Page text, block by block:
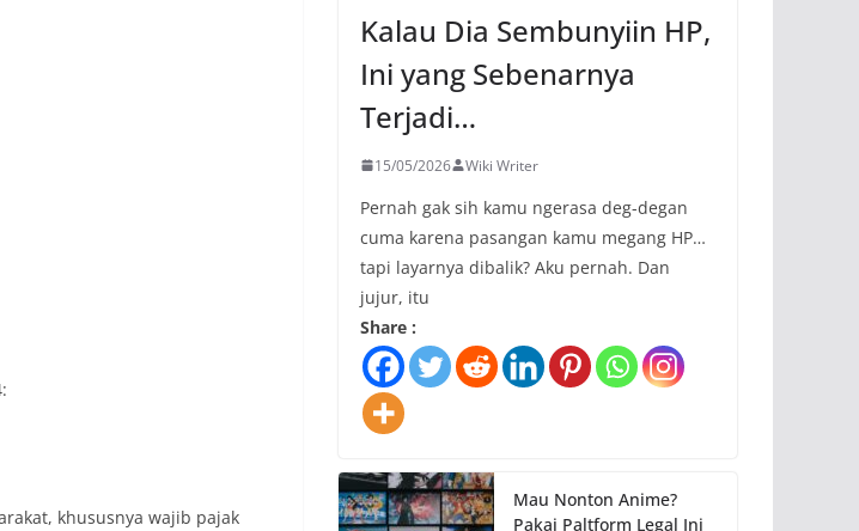
khususnya wajib pajak
Kalau Dia Sembunyiin HP,
Ini yang Sebenarnya
Terjadi…
15/05/2026 Wiki Writer
Pernah gak sih kamu ngerasa deg-degan
cuma karena pasangan kamu megang HP…
tapi layarnya dibalik? Aku pernah. Dan
jujur, itu
Share :
Mau Nonton Anime?
Pakai Paltform Legal Ini